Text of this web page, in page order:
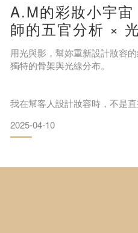
透過簡單的三步驟，不
哪些部位，只要輕輕提亮，整
是為什麼我打造了這盤——
澎澎秘光小臉盤·裸裸漸層
☁️ 柔霧提亮餅 × 柔焦遮瑕粉 ×
而是讓妝容有細節、有層次、有
A.M的彩妝小宇
師的五官分析 ×
用光與影，幫妳重新設計妝容
獨特的骨架與光線分布。
我在幫客人設計妝容時，不是
讓比例變更協調？當妝容是從
用技巧」，
2025-04-10